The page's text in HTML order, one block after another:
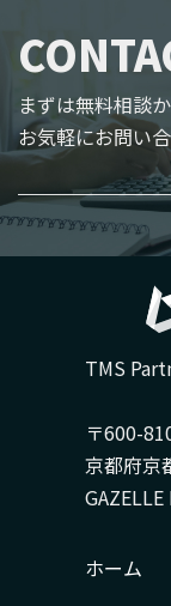
まずは無料相談
お気軽にお問い
TMS
〒600-
京都府京
ホーム